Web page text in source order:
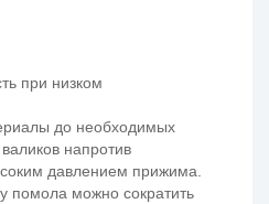
при низком
до необходимых
напротив
давлением прижима.
помола можно сократить